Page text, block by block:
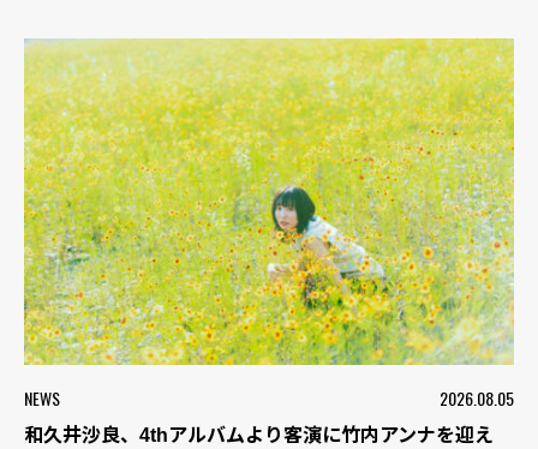
NEWS 2026.08.05
和久井沙良、4thアルバムより客演に竹内アンナを迎え